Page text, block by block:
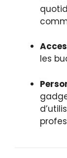
les